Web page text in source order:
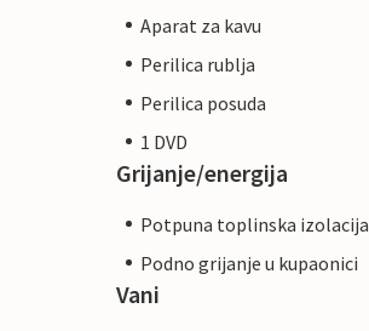
Aparat za kavu
Perilica rublja
Perilica posuda
1 DVD
Grijanje/energija
Potpuna toplinska izolacija
Podno grijanje u kupaonici
Vani